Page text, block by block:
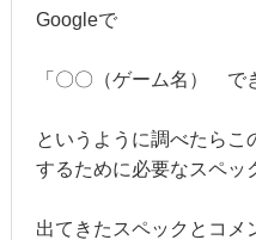
Googleで
「〇〇（ゲーム名） で
というように調べたらこ
するために必要なスペッ
出てきたスペックとコメ